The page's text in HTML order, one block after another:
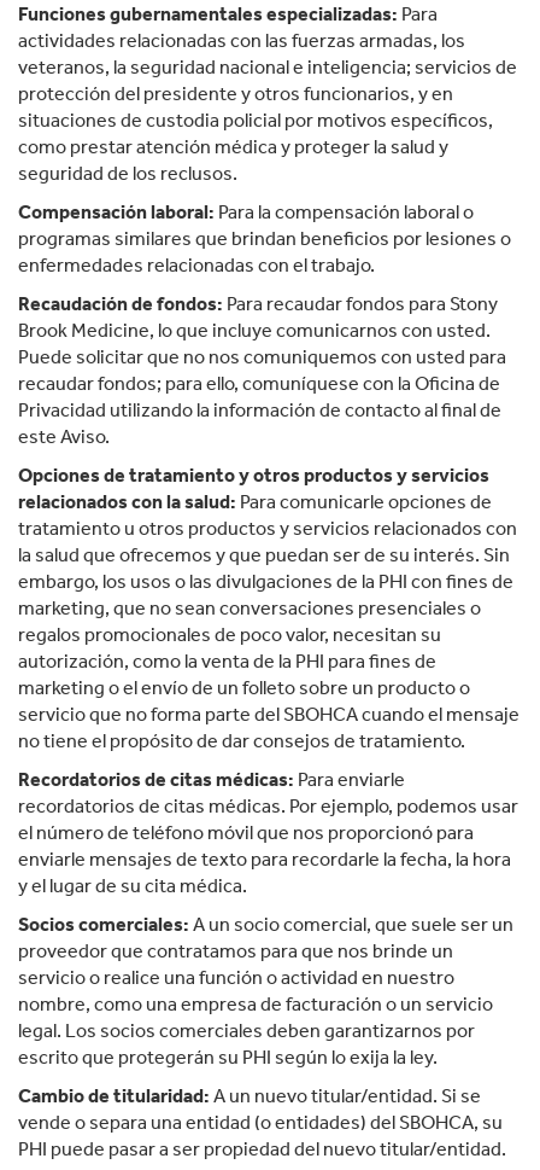
Funciones gubernamentales especializadas: Para
actividades relacionadas con las fuerzas armadas, los
veteranos, la seguridad nacional e inteligencia; servicios de
protección del presidente y otros funcionarios, y en
situaciones de custodia policial por motivos específicos,
como prestar atención médica y proteger la salud y
seguridad de los reclusos.
Compensación laboral: Para la compensación laboral o
programas similares que brindan beneficios por lesiones o
enfermedades relacionadas con el trabajo.
Recaudación de fondos: Para recaudar fondos para Stony
Brook Medicine, lo que incluye comunicarnos con usted.
Puede solicitar que no nos comuniquemos con usted para
recaudar fondos; para ello, comuníquese con la Oficina de
Privacidad utilizando la información de contacto al final de
este Aviso.
Opciones de tratamiento y otros productos y servicios
relacionados con la salud: Para comunicarle opciones de
tratamiento u otros productos y servicios relacionados con
la salud que ofrecemos y que puedan ser de su interés. Sin
embargo, los usos o las divulgaciones de la PHI con fines de
marketing, que no sean conversaciones presenciales o
regalos promocionales de poco valor, necesitan su
autorización, como la venta de la PHI para fines de
marketing o el envío de un folleto sobre un producto o
servicio que no forma parte del SBOHCA cuando el mensaje
no tiene el propósito de dar consejos de tratamiento.
Recordatorios de citas médicas: Para enviarle
recordatorios de citas médicas. Por ejemplo, podemos usar
el número de teléfono móvil que nos proporcionó para
enviarle mensajes de texto para recordarle la fecha, la hora
y el lugar de su cita médica.
Socios comerciales: A un socio comercial, que suele ser un
proveedor que contratamos para que nos brinde un
servicio o realice una función o actividad en nuestro
nombre, como una empresa de facturación o un servicio
legal. Los socios comerciales deben garantizarnos por
escrito que protegerán su PHI según lo exija la ley.
Cambio de titularidad: A un nuevo titular/entidad. Si se
vende o separa una entidad (o entidades) del SBOHCA, su
PHI puede pasar a ser propiedad del nuevo titular/entidad.